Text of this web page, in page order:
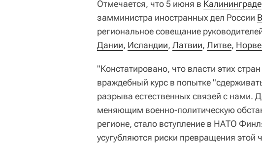
Отмечается, что 5 июня в Калининграде
замминистра иностранных дел России
региональное совещание
Дании, Исландии, Латвии, Литве,
"Констатировано, что власти этих
враждебный курс в попытке
разрыва естественных связей с нами.
меняющим военно-политическую
регионе, стало вступление в НАТО
усугубляются риски превращения этой